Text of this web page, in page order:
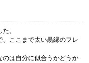
。
ここまで太い黒縁のフレ
のは自分に似合うかどうか